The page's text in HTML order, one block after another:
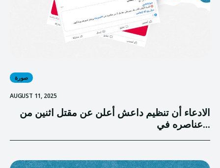
صورة
AUGUST 11, 2025
الادعاء أن تنظيم داعش أعلن عن مقتل اثنين من
عناصره في...